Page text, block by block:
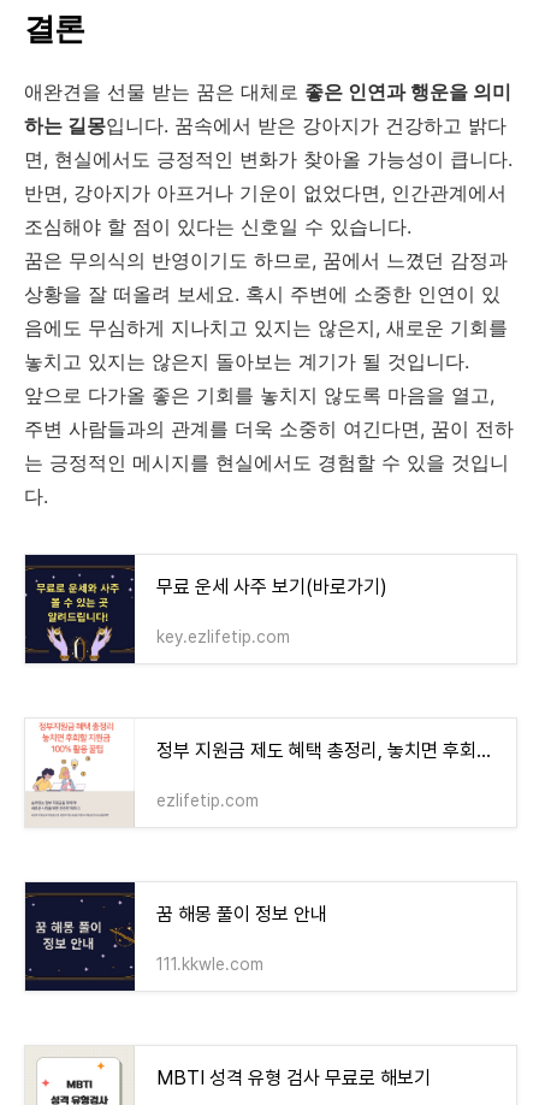
결론
애완견을 선물 받는 꿈은 대체로 좋은 인연과 행운을 의미
하는 길몽입니다. 꿈속에서 받은 강아지가 건강하고 밝다
면, 현실에서도 긍정적인 변화가 찾아올 가능성이 큽니다.
반면, 강아지가 아프거나 기운이 없었다면, 인간관계에서
조심해야 할 점이 있다는 신호일 수 있습니다.
꿈은 무의식의 반영이기도 하므로, 꿈에서 느꼈던 감정과
상황을 잘 떠올려 보세요. 혹시 주변에 소중한 인연이 있
음에도 무심하게 지나치고 있지는 않은지, 새로운 기회를
놓치고 있지는 않은지 돌아보는 계기가 될 것입니다.
앞으로 다가올 좋은 기회를 놓치지 않도록 마음을 열고,
주변 사람들과의 관계를 더욱 소중히 여긴다면, 꿈이 전하
는 긍정적인 메시지를 현실에서도 경험할 수 있을 것입니
다.
무료 운세 사주 보기(바로가기)
key.ezlifetip.com
정부 지원금 제도 혜택 총정리, 놓치면 후회할 지원금 100% 활용 꿀팁
ezlifetip.com
꿈 해몽 풀이 정보 안내
111.kkwle.com
MBTI 성격 유형 검사 무료로 해보기